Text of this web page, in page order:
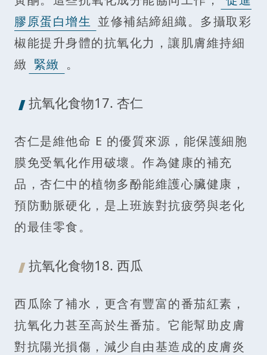
膠原蛋白增生 並修補結締組織。多攝取彩
椒能提升身體的抗氧化力，讓肌膚維持細
緻 緊緻 。
抗氧化食物17. 杏仁
杏仁是維他命 E 的優質來源，能保護細胞
膜免受氧化作用破壞。作為健康的補充
品，杏仁中的植物多酚能維護心臟健康，
預防動脈硬化，是上班族對抗疲勞與老化
的最佳零食。
抗氧化食物18. 西瓜
西瓜除了補水，更含有豐富的番茄紅素，
抗氧化力甚至高於生番茄。它能幫助皮膚
對抗陽光損傷，減少自由基造成的皮膚炎